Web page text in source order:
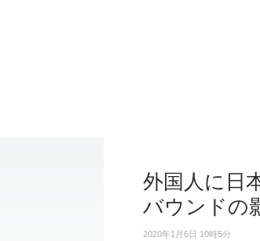
外国人に日
バウンドの
2020年1月6日 10時5分